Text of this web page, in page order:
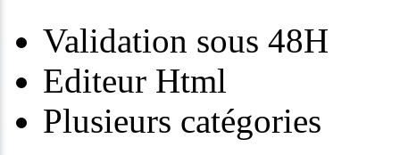
Validation sous 48H
Editeur Html
Plusieurs catégories